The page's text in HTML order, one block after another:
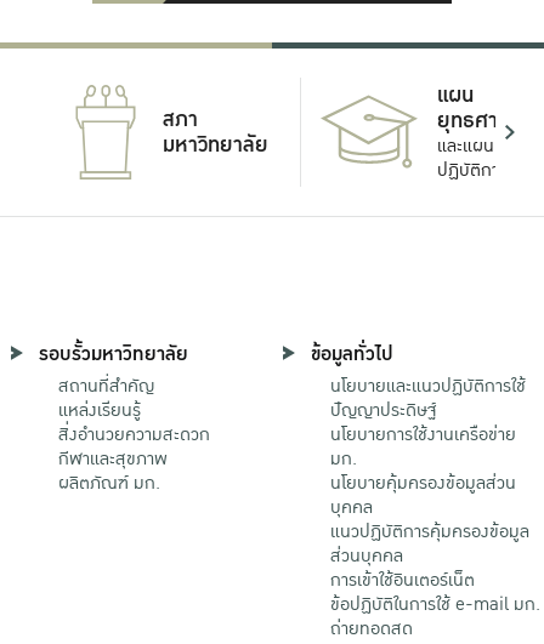
สภา
มหาวิทยาลัย
แผน
ยุทธศาสตร์
และแผน
ปฏิบัติการ
รอบรั้วมหาวิทยาลัย
สถานที่สำคัญ
แหล่งเรียนรู้
สิ่งอำนวยความสะดวก
กีฬาและสุขภาพ
ผลิตภัณฑ์ มก.
ข้อมูลทั่วไป
นโยบายและแนวปฏิบัติการใช้
ปัญญาประดิษฐ์
นโยบายการใช้งานเครือข่าย
มก.
นโยบายคุ้มครองข้อมูลส่วน
บุคคล
แนวปฏิบัติการคุ้มครองข้อมูล
ส่วนบุคคล
การเข้าใช้อินเตอร์เน็ต
ข้อปฏิบัติในการใช้ e-mail มก.
ถ่ายทอดสด